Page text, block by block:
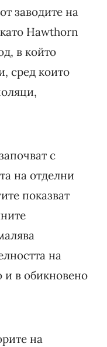
заводите на
Hawthorn
в който
сред които
с
на отделни
показват
на
и в обикновено
на